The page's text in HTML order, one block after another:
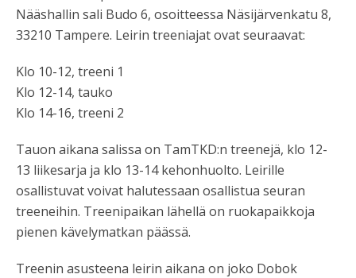
Nääshallin sali Budo 6, osoitteessa Näsijärvenkatu 8,
33210 Tampere. Leirin treeniajat ovat seuraavat:
Klo 10-12, treeni 1
Klo 12-14, tauko
Klo 14-16, treeni 2
Tauon aikana salissa on TamTKD:n treenejä, klo 12-
13 liikesarja ja klo 13-14 kehonhuolto. Leirille
osallistuvat voivat halutessaan osallistua seuran
treeneihin. Treenipaikan lähellä on ruokapaikkoja
pienen kävelymatkan päässä.
Treenin asusteena leirin aikana on joko Dobok